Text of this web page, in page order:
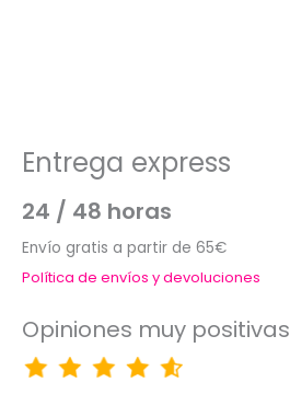
Entrega express
24 / 48 horas
Envío gratis a partir de 65€
Política de envíos y devoluciones
Opiniones muy positivas